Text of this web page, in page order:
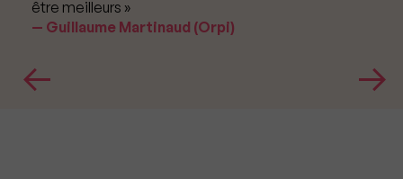
être meilleurs »
Guillaume Martinaud (Orpi)